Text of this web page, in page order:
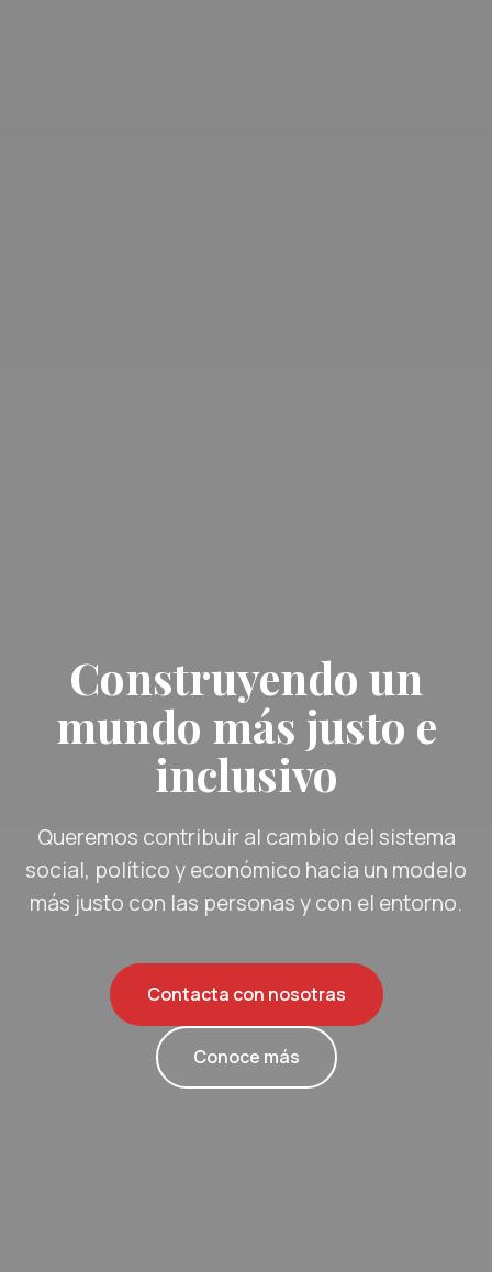
Construyendo un
mundo más justo e
inclusivo
Queremos contribuir al cambio del sistema
social, político y económico hacia un modelo
más justo con las personas y con el entorno.
Contacta con nosotras
Conoce más